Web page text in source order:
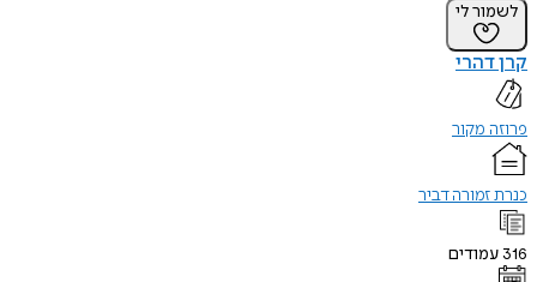
לשמור לי
קרן דהרי
פרוזה מקור
כנרת זמורה דביר
316 עמודים